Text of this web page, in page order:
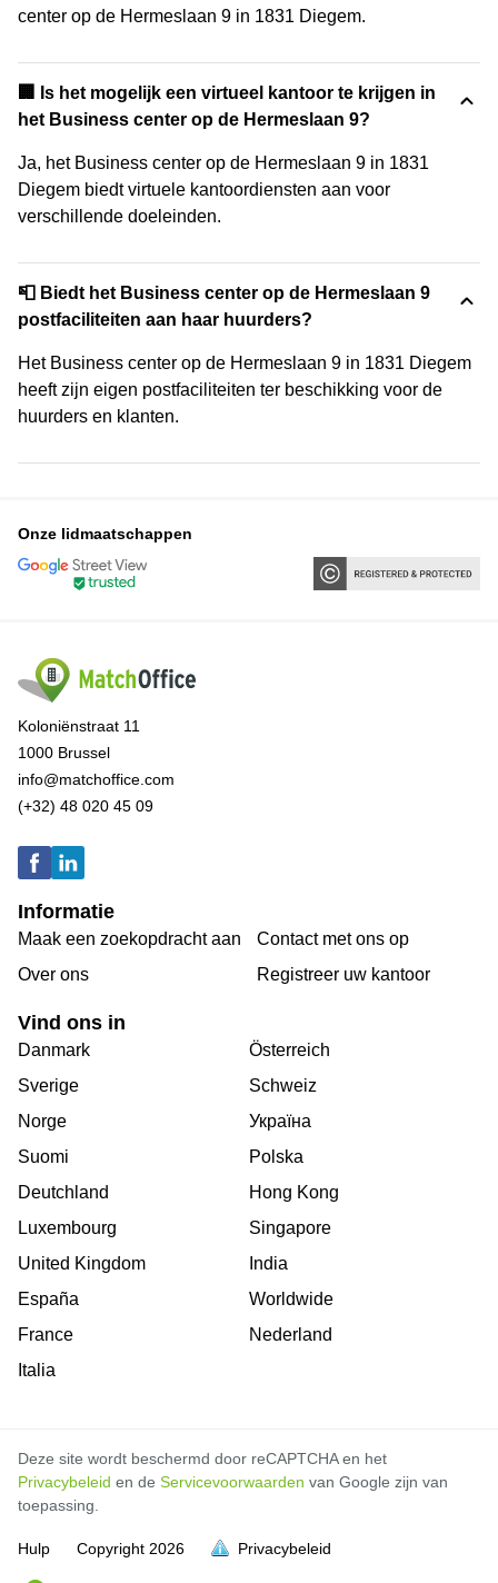
center op de Hermeslaan 9 in 1831 Diegem.
🏢 Is het mogelijk een virtueel kantoor te krijgen in
het Business center op de Hermeslaan 9?
Ja, het Business center op de Hermeslaan 9 in 1831
Diegem biedt virtuele kantoordiensten aan voor
verschillende doeleinden.
📮 Biedt het Business center op de Hermeslaan 9
postfaciliteiten aan haar huurders?
Het Business center op de Hermeslaan 9 in 1831 Diegem
heeft zijn eigen postfaciliteiten ter beschikking voor de
huurders en klanten.
vol is
vol is
vol is
vol is
vol is
vol is
vol is
vol is
vol is
vol is
Onze lidmaatschappen
Koloniënstraat 11
1000 Brussel
info@matchoffice.com
(+32) 48 020 45 09
Informatie
Maak een zoekopdracht aan
Over ons
Contact met ons op
Registreer uw kantoor
Vind ons in
Danmark
Sverige
Norge
Suomi
Deutchland
Luxembourg
United Kingdom
España
France
Italia
Österreich
Schweiz
Україна
Polska
Hong Kong
Singapore
India
Worldwide
Nederland
Deze site wordt beschermd door reCAPTCHA en het
Privacybeleid en de Servicevoorwaarden van Google zijn van
toepassing.
Hulp Copyright 2026 Privacybeleid